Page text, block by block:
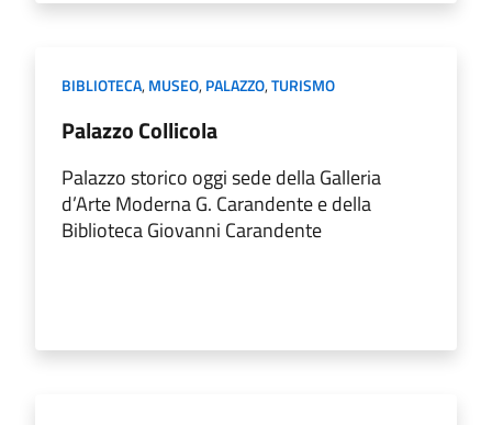
BIBLIOTECA,MUSEO,PALAZZO,TURISMO
Palazzo Collicola
Palazzo storico oggi sede della Galleria
d’Arte Moderna G. Carandente e della
Biblioteca Giovanni Carandente